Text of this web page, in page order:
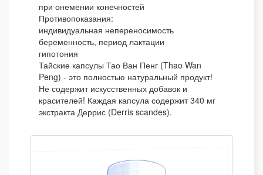
при онемении конечностей
Противопоказания:
индивидуальная непереносимость
беременность, период лактации
гипотония
Тайские капсулы Тао Ван Пенг (Thao Wan
Peng) - это полностью натуральный продукт!
Не содержит искусственных добавок и
красителей! Каждая капсула содержит 340 мг
экстракта Деррис (Derris scandes).